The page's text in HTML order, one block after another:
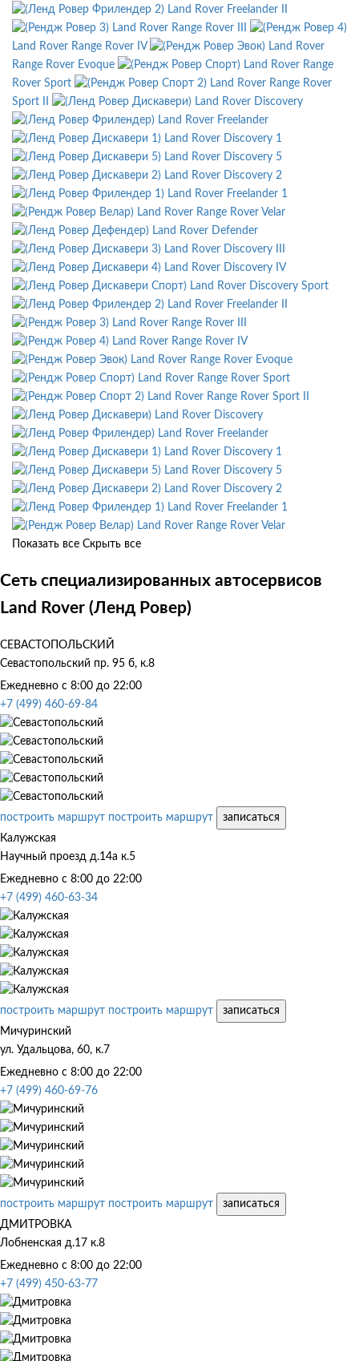
Land Rover Freelander II
Land Rover Range Rover III
Land Rover Range Rover IV
Land Rover
Range Rover Evoque
Land Rover Range
Rover Sport
Land Rover Range Rover
Sport II
Land Rover Discovery
Land Rover Freelander
Land Rover Discovery 1
Land Rover Discovery 5
Land Rover Discovery 2
Land Rover Freelander 1
Land Rover Range Rover Velar
Land Rover Defender
Land Rover Discovery III
Land Rover Discovery IV
Land Rover Discovery Sport
Land Rover Freelander II
Land Rover Range Rover III
Land Rover Range Rover IV
Land Rover Range Rover Evoque
Land Rover Range Rover Sport
Land Rover Range Rover Sport II
Land Rover Discovery
Land Rover Freelander
Land Rover Discovery 1
Land Rover Discovery 5
Land Rover Discovery 2
Land Rover Freelander 1
Land Rover Range Rover Velar
Показать все Скрыть все
Сеть специализированных автосервисов
Land Rover (Ленд Ровер)
СЕВАСТОПОЛЬСКИЙ
Севастопольский пр. 95 б, к.8
Ежедневно с 8:00 до 22:00
+7 (499) 460-69-84
построить маршрут построить маршрут
записаться
Калужская
Научный проезд д.14а к.5
Ежедневно с 8:00 до 22:00
+7 (499) 460-63-34
построить маршрут построить маршрут
записаться
Мичуринский
ул. Удальцова, 60, к.7
Ежедневно с 8:00 до 22:00
+7 (499) 460-69-76
построить маршрут построить маршрут
записаться
ДМИТРОВКА
Лобненская д.17 к.8
Ежедневно с 8:00 до 22:00
+7 (499) 450-63-77